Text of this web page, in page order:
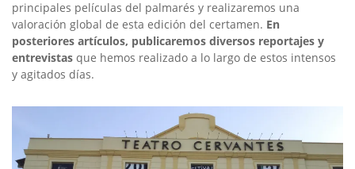
principales películas del palmarés y realizaremos una
valoración global de esta edición del certamen. En
posteriores artículos, publicaremos diversos reportajes y
entrevistas que hemos realizado a lo largo de estos intensos
y agitados días.